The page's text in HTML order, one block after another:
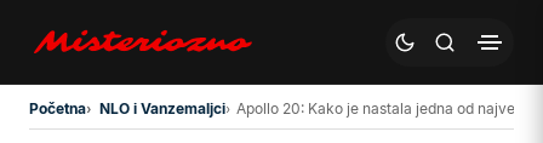
Preskoči na glavni sadržaj
Početna NLO i Vanzemaljci Apollo 20: Kako je nastala jedna od